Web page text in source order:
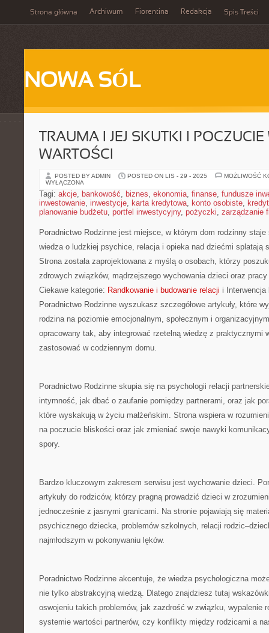
Strona główna Archiwum Fiorentina Redakcja Spis Treści
NOWA SÓL
TRAUMA I JEJ SKUTKI I
WARTOŚCI
POSTED BY ADMIN POSTED ON LIS - 29 - 2025
MOŻLIWOŚĆ
WYŁĄCZONA
Tagi: akcje, bankowość, biznes, ekonomia, finanse, fundusze
inwestowanie, inwestycje, karta kredytowa, konto osobiste,
planowanie budżetu, portfel inwestycyjny, pożyczki, zarządzanie
Poradnictwo Rodzinne jest miejsce, w którym dom rodzinny
wiedza o ludzkiej psychice, relacja i opieka nad dziećmi splatają
Strona została zaprojektowana z myślą o osobach, którzy
zdrowych związków, mądrzejszego wychowania dzieci oraz
Ciekawe kategorie: Randkowanie i budowanie relacji i
Poradnictwo Rodzinne wyszukasz szczegółowe artykuły, które
rodzina na poziomie emocjonalnym, społecznym i
opracowany tak, aby integrować rzetelną wiedzę z praktycznymi
zastosować w codziennym domu.
Poradnictwo Rodzinne skupia się na psychologii relacji
intymność, jak dbać o zaufanie pomiędzy partnerami, oraz jak
które wyskakują w życiu małżeńskim. Strona wspiera w
na poczucie bliskości oraz jak zmieniać swoje nawyki
spory.
Bardzo kluczowym zakresem serwisu jest wychowanie dzieci.
artykuły do rodziców, którzy pragną prowadzić dzieci w
jednocześnie z jasnymi granicami. Na stronie pojawiają się
psychicznego dziecka, problemów szkolnych, relacji
najmłodszym w pokonywaniu lęków.
Poradnictwo Rodzinne akcentuje, że wiedza psychologiczna
nie tylko abstrakcyjną wiedzą. Dlatego znajdziesz tutaj
oswojeniu takich problemów, jak zazdrość w związku, wypalenie
systemie wartości partnerów, czy konflikty między rodzicami a